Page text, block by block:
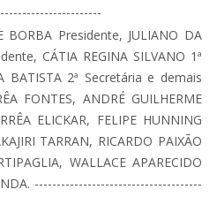
BORBA Presidente, JULIANO DA
CÁTIA REGINA SILVANO 1ª
BATISTA 2ª Secretária e demais
FONTES, ANDRÉ GUILHERME
ELICKAR, FELIPE HUNNING
TARRAN, RICARDO PAIXÃO
WALLACE APARECIDO
--------------------------------------